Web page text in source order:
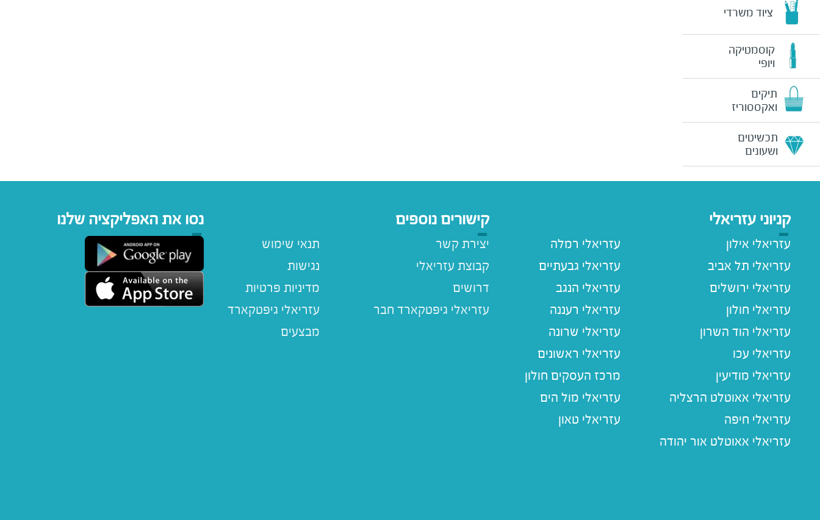
ציוד משרדי
קוסמטיקה
ויופי
תיקים
ואקססוריז
תכשיטים
ושעונים
קניוני עזריאלי
עזריאלי אילון
עזריאלי תל אביב
עזריאלי ירושלים
עזריאלי חולון
עזריאלי הוד השרון
עזריאלי עכו
עזריאלי מודיעין
עזריאלי אאוטלט הרצליה
עזריאלי חיפה
עזריאלי אאוטלט אור יהודה
עזריאלי רמלה
עזריאלי גבעתיים
עזריאלי הנגב
עזריאלי רעננה
עזריאלי שרונה
עזריאלי ראשונים
מרכז העסקים חולון
עזריאלי מול הים
עזריאלי טאון
קישורים נוספים
תנאי שימוש
נגישות
מדיניות פרטיות
עזריאלי גיפטקארד
מבצעים
יצירת קשר
קבוצת עזריאלי
דרושים
נסו את האפליקציה שלנו